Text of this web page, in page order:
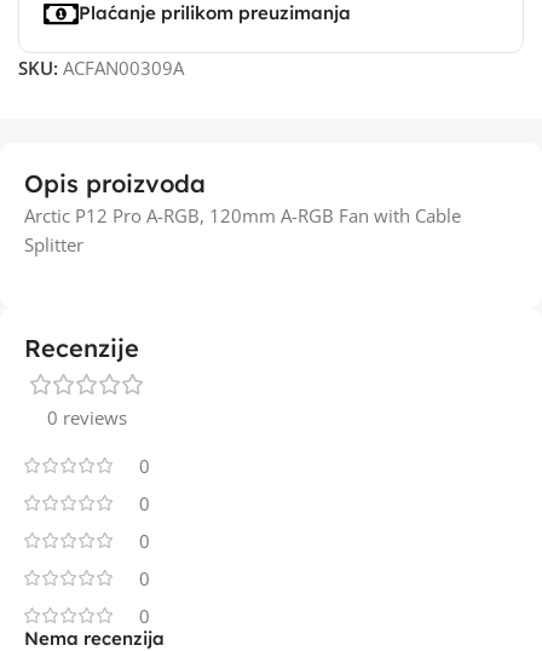
Plaćanje prilikom preuzimanja
SKU: ACFAN00309A
Opis proizvoda
Arctic P12 Pro A-RGB, 120mm A-RGB Fan with Cable
Splitter
Recenzije
0 reviews
0
0
0
0
0
Nema recenzija